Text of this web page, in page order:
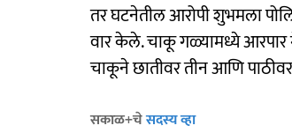
तर घटनेतील आरोपी शुभमला
वार केले. चाकू गळ्यामध्ये आरपार
चाकूने छातीवर तीन आणि
सकाळ+चेसदस्य व्हा